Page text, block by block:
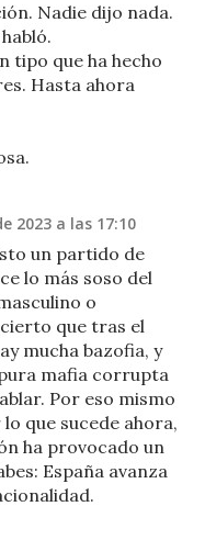
Nadie dijo nada.
tipo que ha hecho
Hasta ahora
2023 a las 17:10
un partido de
lo más soso del
o
que tras el
mucha bazofia, y
pura mafia corrupta
Por eso mismo
que sucede ahora,
ha provocado un
España avanza